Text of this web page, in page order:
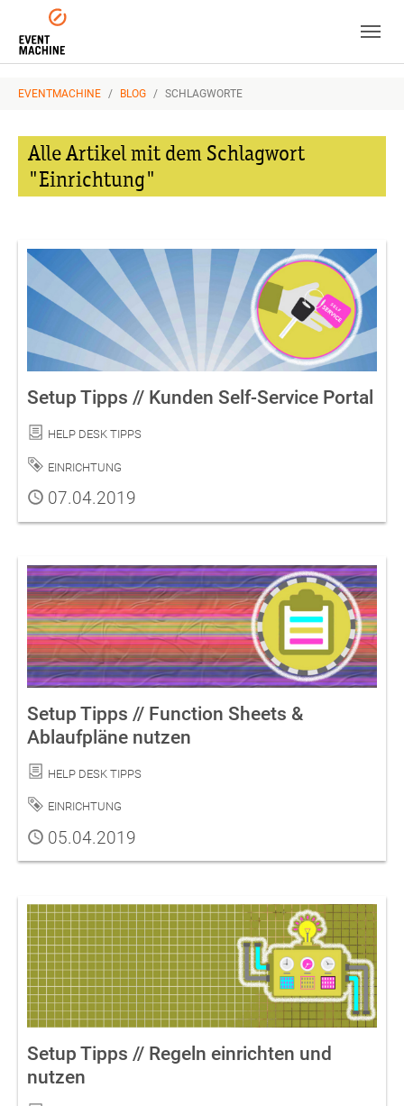
Skip to main navigation
Zum Hauptinhalt springen
Skip to page footer
EVENTMACHINE BLOG SCHLAGWORTE
Alle Artikel mit dem Schlagwort
"Einrichtung"
Setup Tipps // Kunden Self-Service Portal
Kategorie
Help Desk Tipps
Schlagwort
Einrichtung
Publiziert
07.04.2019
Setup Tipps // Function Sheets &
Ablaufpläne nutzen
Kategorie
Help Desk Tipps
Schlagwort
Einrichtung
Publiziert
05.04.2019
Setup Tipps // Regeln einrichten und
nutzen